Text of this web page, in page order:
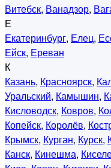
Витебск, Ванадзор,
Е
Екатеринбург, Елец,
Ейск, Ереван
К
Казань, Красноярск,
Уральский, Камышин,
Кисловодск, Ковров,
Копейск, Королёв,
Крымск, Курган, Курск,
Канск, Кинешма,